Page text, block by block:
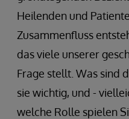
Heilenden und
Zusammenfluss
das viele unserer
Frage stellt. Was sind
sie wichtig, und -
welche Rolle spielen